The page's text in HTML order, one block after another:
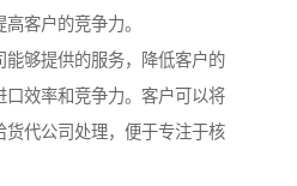
客户的竞争力。
能够提供的服务，降低客户的
效率和竞争力。客户可以将
代公司处理，便于专注于核